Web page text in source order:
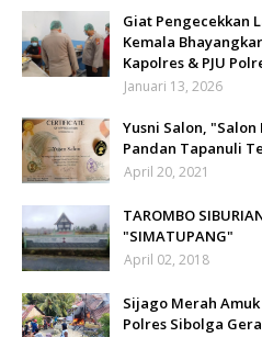
Giat Pengecekkan
Kemala
Kapolres & PJU
Januari 13, 2026
Yusni Salon,
Pandan Tapanuli
April 20, 2021
TAROMBO
"SIMATUPANG"
April 02, 2018
Sijago Merah
Polres Sibolga